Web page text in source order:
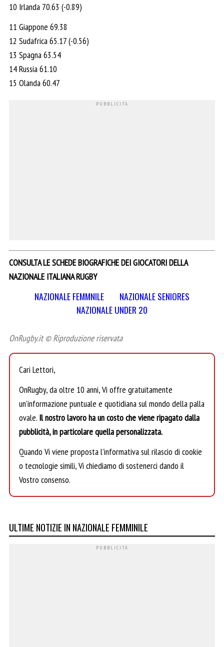
10 Irlanda 70.63 (-0.89)
11 Giappone 69.38
12 Sudafrica 65.17 (-0.56)
13 Spagna 63.54
14 Russia 61.10
15 Olanda 60.47
CONSULTA LE SCHEDE BIOGRAFICHE DEI GIOCATORI DELLA
NAZIONALE ITALIANA RUGBY
NAZIONALE FEMMNILE
NAZIONALE SENIORES
NAZIONALE UNDER 20
OnRugby.it © Riproduzione riservata
Cari Lettori,
OnRugby, da oltre 10 anni, Vi offre gratuitamente
un’informazione puntuale e quotidiana sul mondo della palla
ovale. Il nostro lavoro ha un costo che viene ripagato dalla
pubblicità, in particolare quella personalizzata.
Quando Vi viene proposta l’informativa sul rilascio di cookie
o tecnologie simili, Vi chiediamo di sostenerci dando il
Vostro consenso.
ULTIME NOTIZIE IN NAZIONALE FEMMINILE